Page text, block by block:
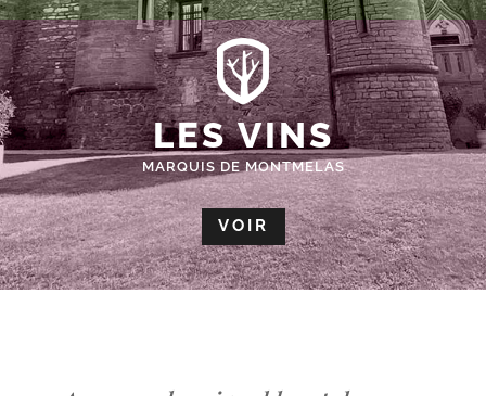
LES VINS
MARQUIS DE MONTMELAS
VOIR